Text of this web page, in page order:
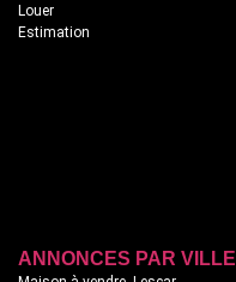
Louer
Estimation
ANNONCES PAR VILLE